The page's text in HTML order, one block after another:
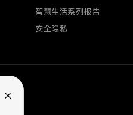
智慧生活系列报告
安全隐私